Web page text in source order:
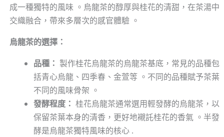
成一種獨特的風味 。烏龍茶的醇厚與桂花的清甜，在茶湯中
交織融合，帶來多層次的感官體驗 。
烏龍茶的選擇：
品種： 製作桂花烏龍茶的烏龍茶基底，常見的品種包
括青心烏龍、四季春、金萱等 。不同的品種賦予茶葉
不同的風味骨架 。
發酵程度： 桂花烏龍茶通常選用輕發酵的烏龍茶，以
保留茶葉本身的清香，更好地襯託桂花的香氣 。半發
酵是烏龍茶獨特風味的核心 .